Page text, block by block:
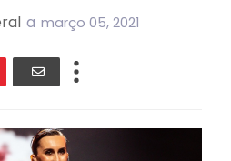
a março 05, 2021